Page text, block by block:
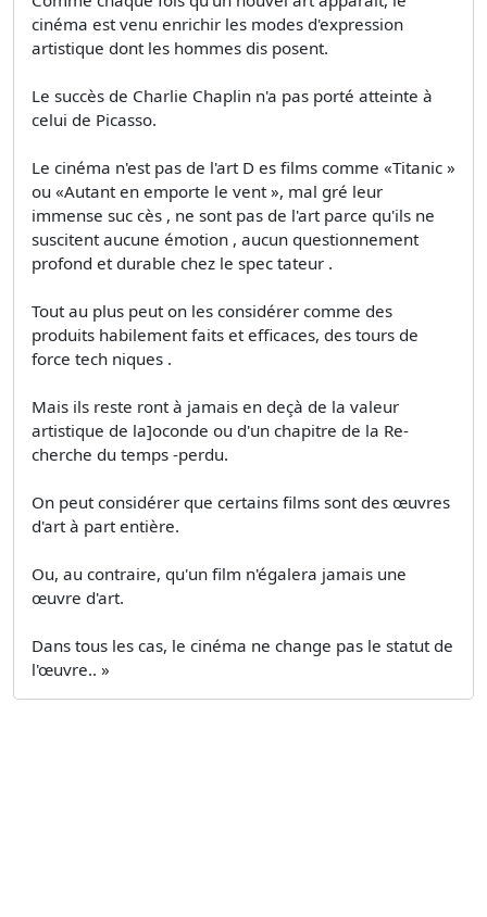
cinéma est venu enrichir les modes d'expression
artistique dont les hommes dis­ posent.
Le succès de Charlie Chaplin n'a pas porté atteinte à
celui de Picasso.
Le cinéma n'est pas de l'art D es films comme «Titanic »
ou «Autant en emporte le vent », mal­ gré leur
immense suc­ cès , ne sont pas de l'art parce qu'ils ne
suscitent aucune émotion , aucun questionnement
profond et durable chez le spec­ tateur .
Tout au plus peut­ on les considérer comme des
produits habilement faits et efficaces, des tours de
force tech­ niques .
Mais ils reste­ ront à jamais en deçà de la valeur
artistique de la]oconde ou d'un chapitre de la Re­
cherche du temps -perdu.
On peut considérer que certains films sont des œuvres
d'art à part entière.
Ou, au contraire, qu'un film n'égalera jamais une
œuvre d'art.
Dans tous les cas, le cinéma ne change pas le statut de
l'œuvre.. »